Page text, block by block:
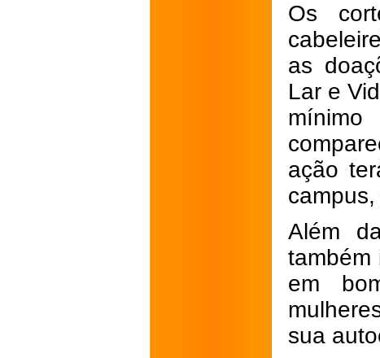
Os
as
Lar e
ação
Além
também
em
sua